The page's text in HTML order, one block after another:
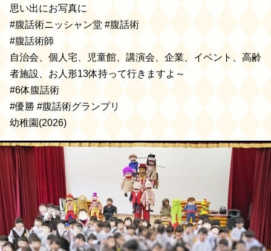
思い出にお写真に
#腹話術ニッシャン堂 #腹話術
#腹話術師
自治会、個人宅、児童館、講演会、企業、イベント、高齢
者施設、お人形13体持って行きますよ～
#6体腹話術
#優勝 #腹話術グランプリ
幼稚園(2026)